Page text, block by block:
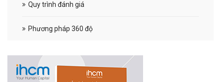
Quy trình đánh giá
Phương pháp 360 độ